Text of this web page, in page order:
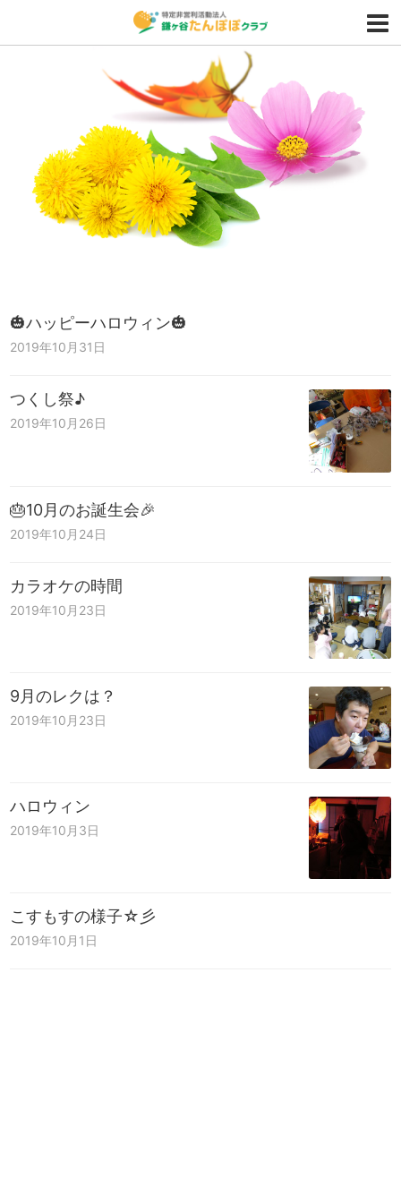
🎃ハッピーハロウィン🎃
2019年10月31日
つくし祭♪
2019年10月26日
🎂10月のお誕生会🎉
2019年10月24日
カラオケの時間
2019年10月23日
9月のレクは？
2019年10月23日
ハロウィン
2019年10月3日
こすもすの様子☆彡
2019年10月1日